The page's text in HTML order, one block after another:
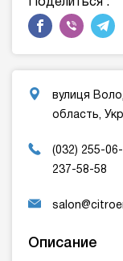
Поделиться :
вулиця
область,
(032) 255-
237-58-58
Описание